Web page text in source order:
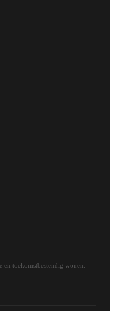
toekomstbestendig wonen.